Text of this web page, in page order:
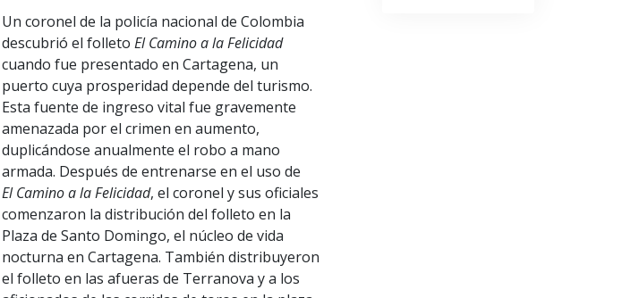
Un coronel de la policía nacional de Colombia
descubrió el folleto El Camino a la Felicidad
cuando fue presentado en Cartagena, un
puerto cuya prosperidad depende del turismo.
Esta fuente de ingreso vital fue gravemente
amenazada por el crimen en aumento,
duplicándose anualmente el robo a mano
armada. Después de entrenarse en el uso de
El Camino a la Felicidad, el coronel y sus oficiales
comenzaron la distribución del folleto en la
Plaza de Santo Domingo, el núcleo de vida
nocturna en Cartagena. También distribuyeron
el folleto en las afueras de Terranova y a los